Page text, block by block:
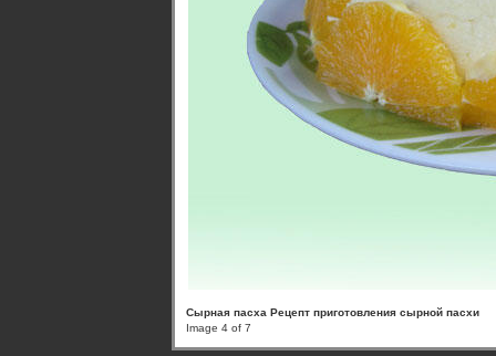
Сырная пасха Рецепт приготовления сырной пасхи
Image 4 of 7